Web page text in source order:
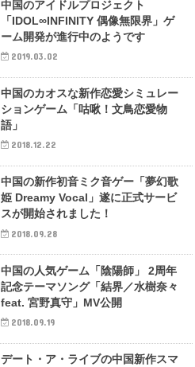
中国のアイドルプロジェクト
「IDOL∞INFINITY 偶像無限界」ゲ
ーム開発が進行中のようです
2019.03.02
中国のカオスな新作恋愛シミュレー
ションゲーム「咕啾！文鳥恋愛物
語」
2018.12.22
中国の新作初音ミク音ゲー「夢幻歌
姫 Dreamy Vocal」遂に正式サービ
スが開始されました！
2018.09.28
中国の人気ゲーム「陰陽師」 2周年
記念テーマソング「結界／水樹奈々
feat. 宮野真守」MV公開
2018.09.19
デート・ア・ライブの中国新作スマ